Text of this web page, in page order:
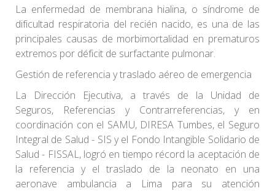
La enfermedad de membrana hialina, o síndrome de
dificultad respiratoria del recién nacido, es una de las
principales causas de morbimortalidad en prematuros
extremos por déficit de surfactante pulmonar.
Gestión de referencia y traslado aéreo de emergencia
La Dirección Ejecutiva, a través de la Unidad de
Seguros, Referencias y Contrarreferencias, y en
coordinación con el SAMU, DIRESA Tumbes, el Seguro
Integral de Salud - SIS y el Fondo Intangible Solidario de
Salud - FISSAL, logró en tiempo récord la aceptación de
la referencia y el traslado de la neonato en una
aeronave ambulancia a Lima para su atención